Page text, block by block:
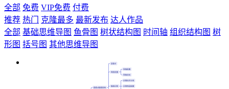
全部 免费 VIP免费 付费
推荐 热门 克隆最多 最新发布 达人作品
全部 基础思维导图 鱼骨图 树状结构图 时间轴 组织结构图 树
形图 括号图 其他思维导图